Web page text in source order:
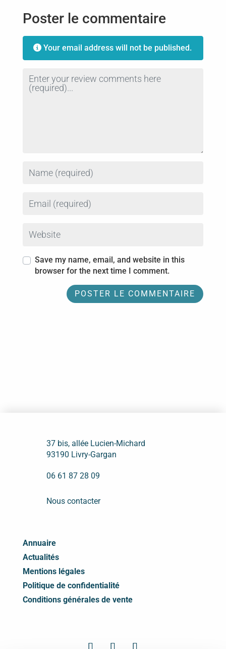
Poster le commentaire
Your email address will not be published.
Review text
Save my name, email, and website in this
browser for the next time I comment.
37 bis, allée Lucien-Michard
93190 Livry-Gargan
06 61 87 28 09
Nous contacter
Annuaire
Actualités
Mentions légales
Politique de confidentialité
Conditions générales de vente